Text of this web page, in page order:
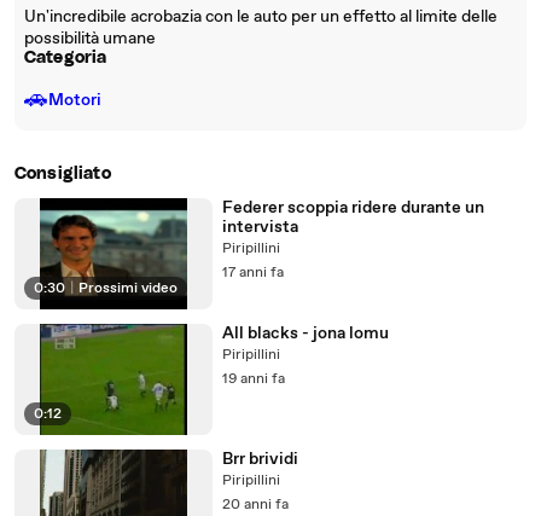
Un'incredibile acrobazia con le auto per un effetto al limite delle
possibilità umane
Categoria
🚗Motori
Consigliato
0:30 Prossimi video
Federer scoppia ridere durante un
intervista
Piripillini
17 anni fa
0:12
All blacks - jona lomu
Piripillini
19 anni fa
Brr brividi
Piripillini
20 anni fa